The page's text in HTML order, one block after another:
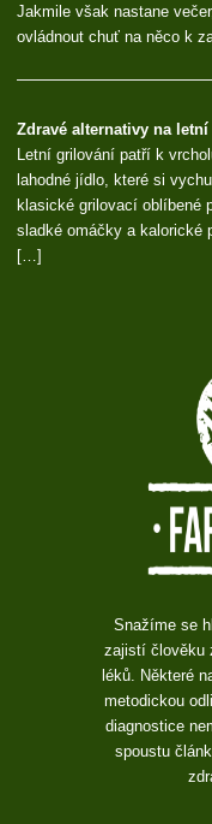
Jakmile však nastane
ovládnout chuť na něco k
Zdravé alternativy na
Letní grilování patří k
lahodné jídlo, které si
klasické grilovací oblíbené
sladké omáčky a kalorické
[…]
Snažíme se
zajistí člověku
léků. Některé
metodickou
diagnostice
spoustu